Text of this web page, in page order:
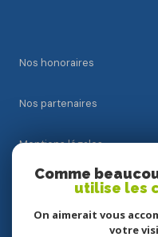
Nos honoraires
Nos partenaires
Mentions légales
Comme
utilise les
On aimerait vous
votre